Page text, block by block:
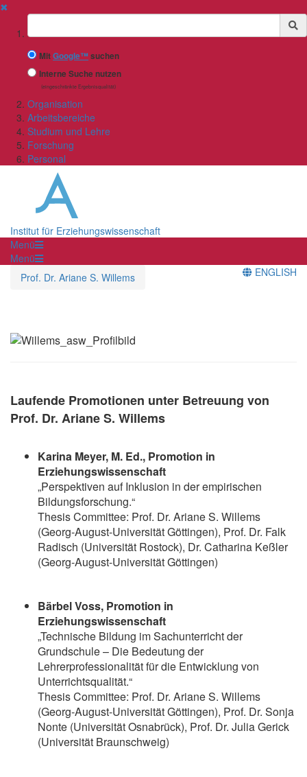
✖
Suchbegriff
MitGoogle™ suchen
Interne Suche nutzen
(eingeschränkte Ergebnisqualität)
Organisation
Arbeitsbereiche
Studium und Lehre
Forschung
Personal
Institut für Erziehungswissenschaft
Menü
Menü
Prof. Dr. Ariane S. Willems
ENGLISH
Laufende Promotionen unter Betreuung von
Prof. Dr. Ariane S. Willems
Karina Meyer, M. Ed., Promotion in
Erziehungswissenschaft
„Perspektiven auf Inklusion in der empirischen
Bildungsforschung.“
Thesis Committee: Prof. Dr. Ariane S. Willems
(Georg-August-Universität Göttingen), Prof. Dr. Falk
Radisch (Universität Rostock), Dr. Catharina Keßler
(Georg-August-Universität Göttingen)
Bärbel Voss, Promotion in
Erziehungswissenschaft
„Technische Bildung im Sachunterricht der
Grundschule – Die Bedeutung der
Lehrerprofessionalität für die Entwicklung von
Unterrichtsqualität.“
Thesis Committee: Prof. Dr. Ariane S. Willems
(Georg-August-Universität Göttingen), Prof. Dr. Sonja
Nonte (Universität Osnabrück), Prof. Dr. Julia Gerick
(Universität Braunschweig)